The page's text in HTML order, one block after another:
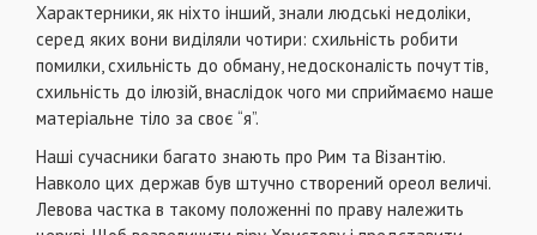
Характерники, як ніхто інший, знали людські недоліки,
серед яких вони виділяли чотири: схильність робити
помилки, схильність до обману, недосконалість почуттів,
схильність до ілюзій, внаслідок чого ми сприймаємо наше
матеріальне тіло за своє “я”.
Наші сучасники багато знають про Рим та Візантію.
Навколо цих держав був штучно створений ореол величі.
Левова частка в такому положенні по праву належить